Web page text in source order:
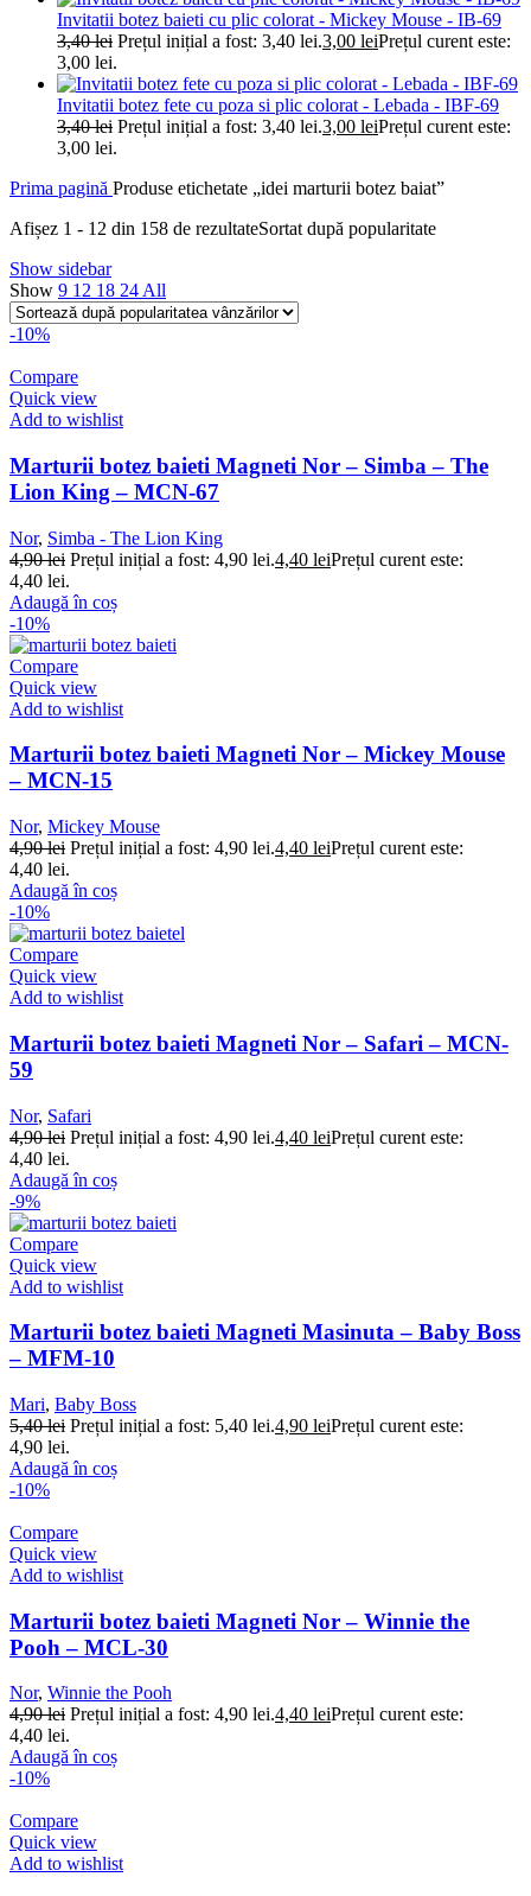
Invitatii botez baieti cu plic colorat - Mickey Mouse - IB-69
3,40lei Prețul inițial a fost: 3,40 lei.3,00 leiPrețul curent este:
3,00 lei.
Invitatii botez fete cu poza si plic colorat - Lebada - IBF-69
3,40lei Prețul inițial a fost: 3,40 lei.3,00 leiPrețul curent este:
3,00 lei.
Prima pagină Produse etichetate „idei marturii botez baiat”
Afișez 1 - 12 din 158 de rezultateSortat după popularitate
Show sidebar
Show 9 12 18 24 All
-10%
Compare
Quick view
Add to wishlist
Marturii botez baieti Magneti Nor – Simba – The
Lion King – MCN-67
Nor, Simba - The Lion King
4,90lei Prețul inițial a fost: 4,90 lei.4,40 leiPrețul curent este:
4,40 lei.
Adaugă în coș
-10%
Compare
Quick view
Add to wishlist
Marturii botez baieti Magneti Nor – Mickey Mouse
– MCN-15
Nor, Mickey Mouse
4,90lei Prețul inițial a fost: 4,90 lei.4,40 leiPrețul curent este:
4,40 lei.
Adaugă în coș
-10%
Compare
Quick view
Add to wishlist
Marturii botez baieti Magneti Nor – Safari – MCN-
59
Nor, Safari
4,90lei Prețul inițial a fost: 4,90 lei.4,40 leiPrețul curent este:
4,40 lei.
Adaugă în coș
-9%
Compare
Quick view
Add to wishlist
Marturii botez baieti Magneti Masinuta – Baby Boss
– MFM-10
Mari, Baby Boss
5,40lei Prețul inițial a fost: 5,40 lei.4,90 leiPrețul curent este:
4,90 lei.
Adaugă în coș
-10%
Compare
Quick view
Add to wishlist
Marturii botez baieti Magneti Nor – Winnie the
Pooh – MCL-30
Nor, Winnie the Pooh
4,90lei Prețul inițial a fost: 4,90 lei.4,40 leiPrețul curent este:
4,40 lei.
Adaugă în coș
-10%
Compare
Quick view
Add to wishlist